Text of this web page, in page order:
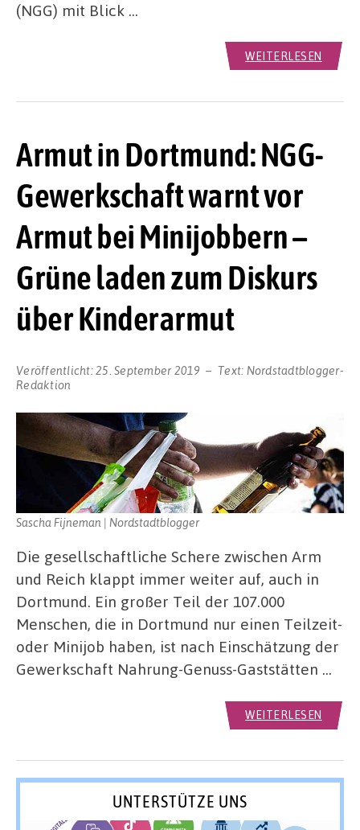
(NGG) mit Blick …
WEITERLESEN
Armut in Dortmund: NGG-
Gewerkschaft warnt vor
Armut bei Minijobbern –
Grüne laden zum Diskurs
über Kinderarmut
Veröffentlicht:25. September 2019 Text: Nordstadtblogger-
Redaktion
Sascha Fijneman | Nordstadtblogger
Die gesellschaftliche Schere zwischen Arm
und Reich klappt immer weiter auf, auch in
Dortmund. Ein großer Teil der 107.000
Menschen, die in Dortmund nur einen Teilzeit-
oder Minijob haben, ist nach Einschätzung der
Gewerkschaft Nahrung-Genuss-Gaststätten …
WEITERLESEN
UNTERSTÜTZE UNS